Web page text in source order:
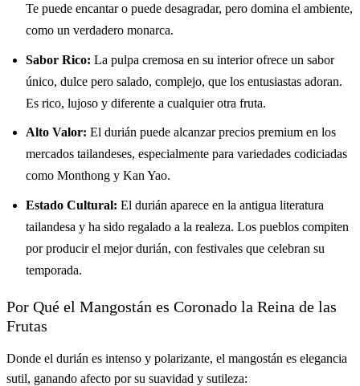
Te puede encantar o puede desagradar, pero domina el ambiente,
como un verdadero monarca.
Sabor Rico: La pulpa cremosa en su interior ofrece un sabor
único, dulce pero salado, complejo, que los entusiastas adoran.
Es rico, lujoso y diferente a cualquier otra fruta.
Alto Valor: El durián puede alcanzar precios premium en los
mercados tailandeses, especialmente para variedades codiciadas
como Monthong y Kan Yao.
Estado Cultural: El durián aparece en la antigua literatura
tailandesa y ha sido regalado a la realeza. Los pueblos compiten
por producir el mejor durián, con festivales que celebran su
temporada.
Por Qué el Mangostán es Coronado la Reina de las
Frutas
Donde el durián es intenso y polarizante, el mangostán es elegancia
sutil, ganando afecto por su suavidad y sutileza: